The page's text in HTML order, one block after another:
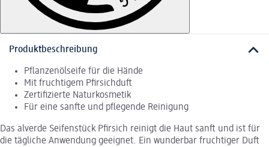
Produktbeschreibung
Pflanzenölseife für die Hände
Mit fruchtigem Pfirsichduft
Zertifizierte Naturkosmetik
Für eine sanfte und pflegende Reinigung
Das alverde Seifenstück Pfirsich reinigt die Haut sanft und ist für
die tägliche Anwendung geeignet. Ein wunderbar fruchtiger Duft